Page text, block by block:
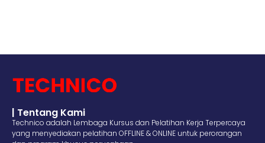
| Tentang Kami
Technico adalah Lembaga Kursus dan Pelatihan Kerja Terpercaya
yang menyediakan pelatihan OFFLINE & ONLINE untuk perorangan